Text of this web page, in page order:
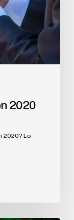
2020
2020? Lo